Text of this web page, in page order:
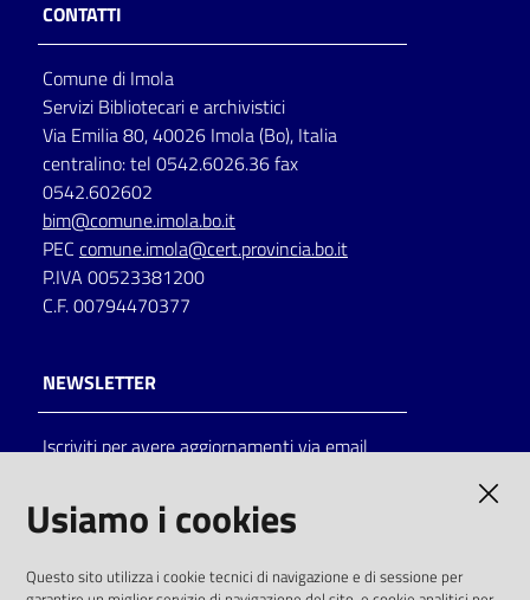
CONTATTI
Comune di Imola
Servizi Bibliotecari e archivistici
Via Emilia 80, 40026 Imola (Bo), Italia
centralino: tel 0542.6026.36 fax
0542.602602
bim@comune.imola.bo.it
PEC comune.imola@cert.provincia.bo.it
P.IVA 00523381200
C.F. 00794470377
NEWSLETTER
Iscriviti per avere aggiornamenti via email
solo alle condizioni previste dalla direttiva
Usiamo i cookies
Questo sito utilizza i cookie tecnici di navigazione e di sessione per